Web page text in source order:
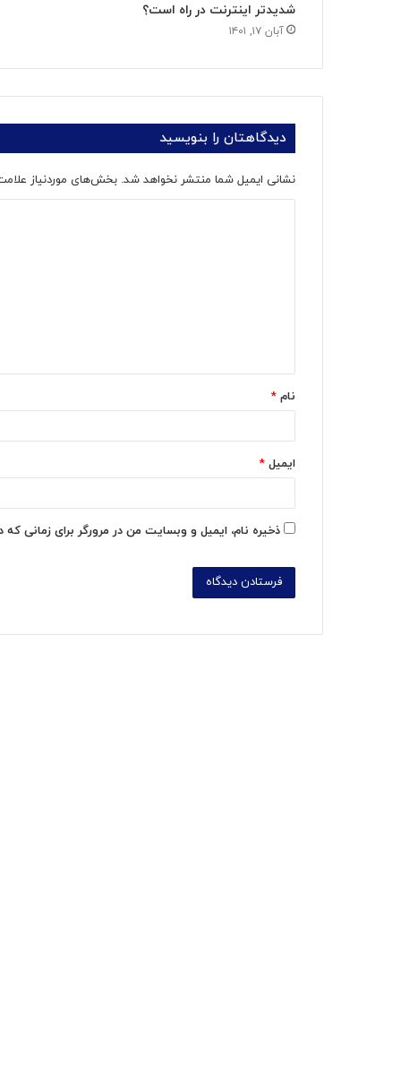
شدیدتر اینترنت در راه است؟
آبان ۱۷, ۱۴۰۱
دیدگاهتان را بنویسید
نشانی ایمیل شما منتشر نخواهد شد. بخش‌های موردنیاز
*
نام *
ایمیل *
ذخیره نام، ایمیل و وبسایت من در مرورگر برای زمانی